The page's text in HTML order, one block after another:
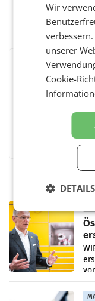
BEWERTEN SIE
Wir
unserer
Cookie-